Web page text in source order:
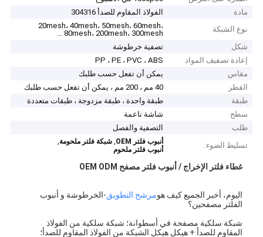
مادة
الفولاذ المقاوم للصدأ 304316
نوع الشبكة
20mesh، 40mesh، 50mesh، 60mesh،
80mesh، 200mesh، 300mesh ...
شكل
تصفية خرطوشة
إعادة تصفيف المواد
PP ، PE ، PVC ، ABS
مقاس
يمكن أن تفعل حسب طلبك
القطر
40 مم ، 200 مم ، يمكن أن تفعل حسب طلبك
طبقة
طبقة واحدة ، طبقة مزدوجة ، طبقات متعددة
سطح
شاشة ناعمة
طلب
التصفية والفصل
تسليط الضوء:
أنبوب فلتر OEM ,شبكة فلتر ملحومة,
أنبوب فلتر ملحوم
غطاء فلتر الإخراج / أنبوب فلتر مصفح OEM ODM
اليوم، أخبر الجميع كيف هومرشح التطويق-الخرطوشة و أنبوب
الفلتر مصفحين؟
شبكة سلكية مصفحة في أسطوانة؛ شبكة سلكية من الفولاذ
المقاوم للصدأ + هيكل هيكل الشبكة من الفولاذ المقاوم للصدأ؛